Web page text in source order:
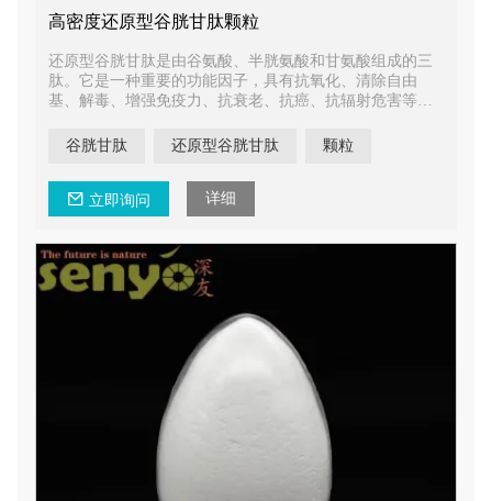
高密度还原型谷胱甘肽颗粒
还原型谷胱甘肽是由谷氨酸、半胱氨酸和甘氨酸组成的三
肽。它是一种重要的功能因子，具有抗氧化、清除自由
基、解毒、增强免疫力、抗衰老、抗癌、抗辐射危害等多
谷胱甘肽
还原型谷胱甘肽 颗粒
立即询问 详细